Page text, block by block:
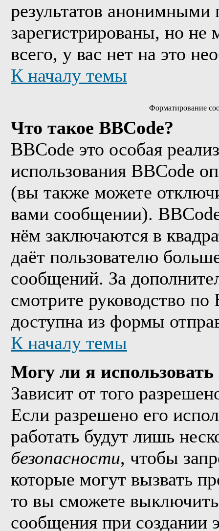
результатов
зарегистрированы, но не
всего, у вас нет на это
К началу темы
Форматирование
Что такое BBCode?
BBCode это особая
использования BBCode
(вы также можете
вами сообщении).
нём заключаются в
даёт пользователю
сообщений. За
смотрите руководство
доступна из формы
К началу темы
Могу ли я
Зависит от того
Если разрешено его
работать будут лишь
безопасности, чтобы
которые могут вызвать
то вы сможете выключить
сообщения при создании